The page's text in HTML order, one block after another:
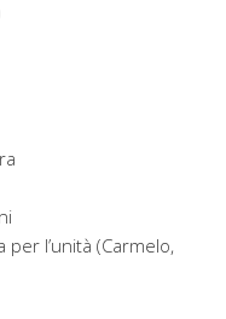
l’unità (Carmelo,